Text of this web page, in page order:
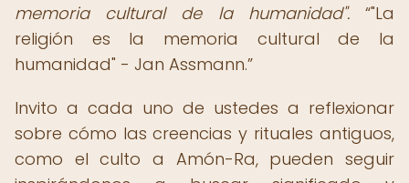
memoria cultural de la humanidad".
"La
religión es la memoria cultural de la
humanidad" - Jan Assmann.
Invito a cada uno de ustedes a reflexionar
sobre cómo las creencias y rituales antiguos,
como el culto a Amón-Ra, pueden seguir